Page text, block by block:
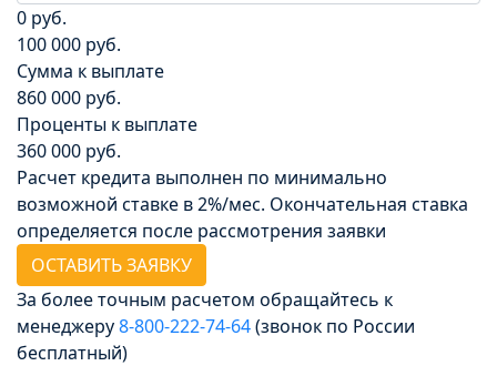
0 руб.
100 000 руб.
Сумма к выплате
860 000 руб.
Проценты к выплате
360 000 руб.
Расчет кредита выполнен по минимально
возможной ставке в 2%/мес. Окончательная ставка
определяется после рассмотрения заявки
ОСТАВИТЬ ЗАЯВКУ
За более точным расчетом обращайтесь к
менеджеру8‑800‑222‑74‑64(звонок по России
бесплатный)